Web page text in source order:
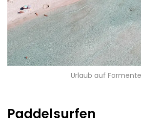
Urlaub auf
Paddelsurfen